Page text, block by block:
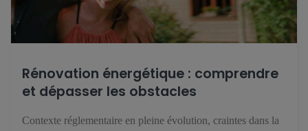
Rénovation énergétique : comprendre
et dépasser les obstacles
Contexte réglementaire en pleine évolution, craintes dans la